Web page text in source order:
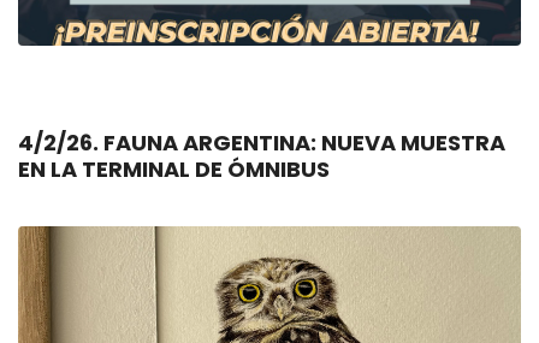
4/2/26. FAUNA ARGENTINA: NUEVA MUESTRA
EN LA TERMINAL DE ÓMNIBUS